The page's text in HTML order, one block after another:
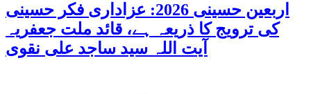
اربعین حسینی 2026: عزاداری فکر حسینی
کی ترویج کا ذریعہ ہے، قائد ملت جعفریہ
آیت اللہ سید ساجد علی نقوی